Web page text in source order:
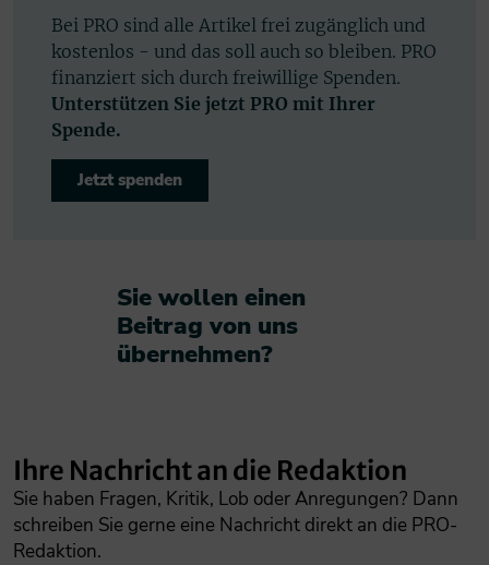
Bei PRO sind alle Artikel frei zugänglich und
kostenlos - und das soll auch so bleiben. PRO
finanziert sich durch freiwillige Spenden.
Unterstützen Sie jetzt PRO mit Ihrer
Spende.
Jetzt spenden
Sie wollen einen
Beitrag von uns
übernehmen?​
Ihre Nachricht an die Redaktion
Sie haben Fragen, Kritik, Lob oder Anregungen? Dann
schreiben Sie gerne eine Nachricht direkt an die PRO-
Redaktion.